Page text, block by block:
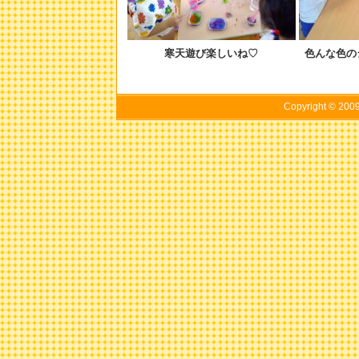
寒天遊び楽しいね♡ 色んな色
Copyright ©